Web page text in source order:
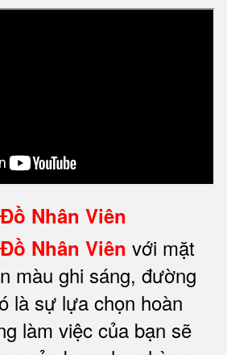
Nhân Viên
Nhân Viên với mặt
màu ghi sáng, đường
là sự lựa chọn hoàn
làm việc của bạn sẽ